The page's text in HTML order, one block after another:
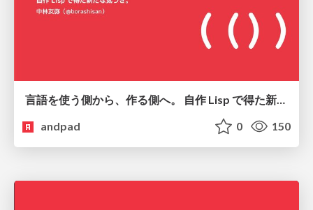
andpad
0 150